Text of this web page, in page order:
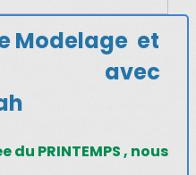
Modelage et
avec
du PRINTEMPS , nous